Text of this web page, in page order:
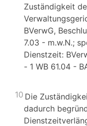
Zuständigkeit
BVerwG,
7.03 - m.w.N.;
Dienstzeit:
- 1 WB 61.04 -
10 Die
dadurch